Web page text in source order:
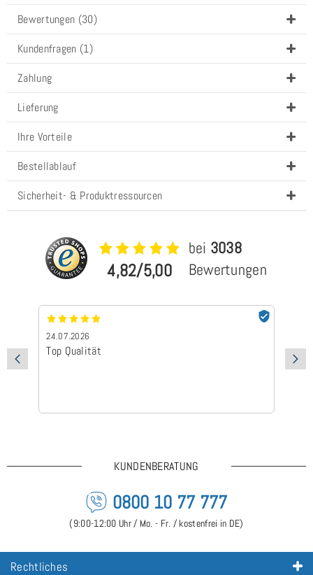
Bewertungen (30)
Kundenfragen (1)
Zahlung
Lieferung
Ihre Vorteile
Bestellablauf
Sicherheit- & Produktressourcen
4,82/5,00
bei 3038
Bewertungen
24.07.2026
Top Qualität
KUNDENBERATUNG
0800 10 77 777
(9:00-12:00 Uhr / Mo. - Fr. / kostenfrei in DE)
Rechtliches